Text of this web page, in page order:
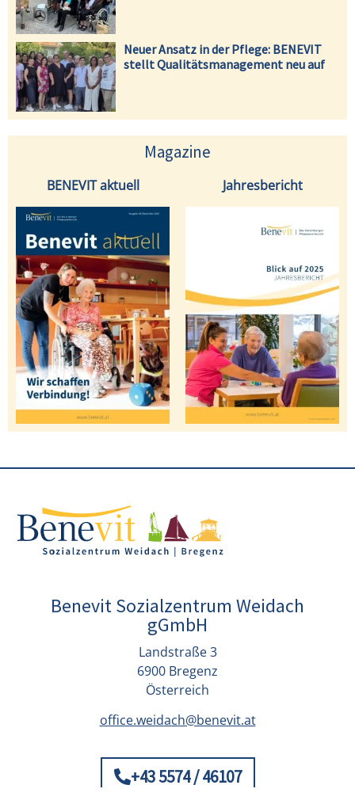
Neuer Ansatz in der Pflege: BENEVIT
stellt Qualitätsmanagement neu auf
Magazine
BENEVIT aktuell Jahresbericht
Benevit Sozialzentrum Weidach
gGmbH
Landstraße 3
6900 Bregenz
Österreich
office.weidach@benevit.at
+43 5574 / 46107